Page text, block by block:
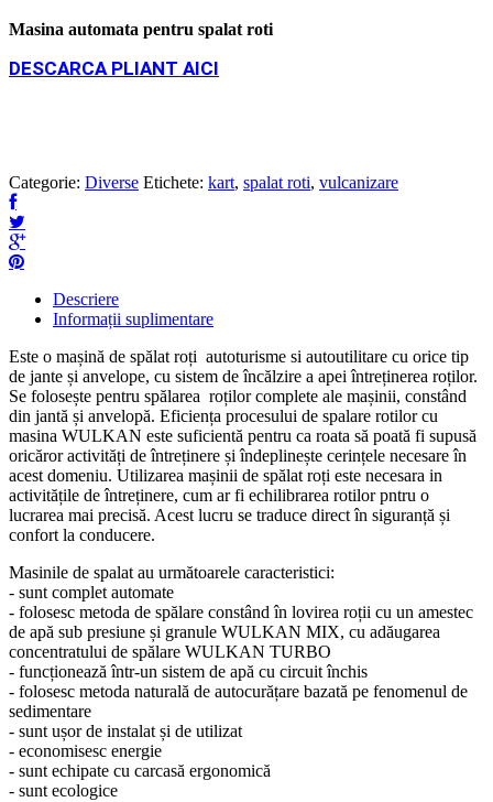
Masina automata pentru spalat roti
DESCARCA PLIANT AICI
Categorie: Diverse Etichete: kart, spalat roti, vulcanizare
Descriere
Informații suplimentare
Este o mașină de spălat roți autoturisme si autoutilitare cu orice tip
de jante și anvelope, cu sistem de încălzire a apei întreținerea roților.
Se folosește pentru spălarea roților complete ale mașinii, constând
din jantă și anvelopă. Eficiența procesului de spalare rotilor cu
masina WULKAN este suficientă pentru ca roata să poată fi supusă
oricăror activități de întreținere și îndeplinește cerințele necesare în
acest domeniu. Utilizarea mașinii de spălat roți este necesara in
activitățile de întreținere, cum ar fi echilibrarea rotilor pntru o
lucrarea mai precisă. Acest lucru se traduce direct în siguranță și
confort la conducere.
Masinile de spalat au următoarele caracteristici:
- sunt complet automate
- folosesc metoda de spălare constând în lovirea roții cu un amestec
de apă sub presiune și granule WULKAN MIX, cu adăugarea
concentratului de spălare WULKAN TURBO
- funcționează într-un sistem de apă cu circuit închis
- folosesc metoda naturală de autocurățare bazată pe fenomenul de
sedimentare
- sunt ușor de instalat și de utilizat
- economisesc energie
- sunt echipate cu carcasă ergonomică
- sunt ecologice